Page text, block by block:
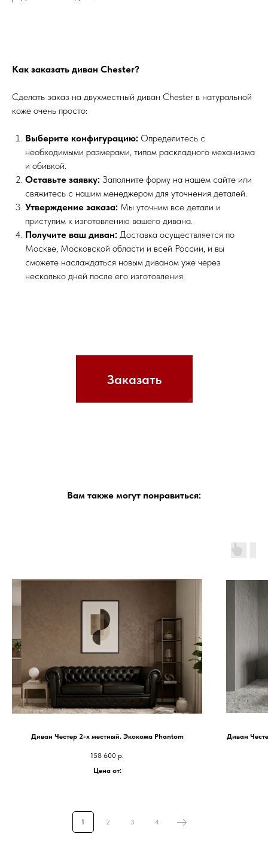
Как заказать диван Chester?
Сделать заказ на двухместный диван Chester в натуральной
коже очень просто:
Выберите конфигурацию: Определитесь с
необходимыми размерами, типом раскладного механизма
и обивкой.
Оставьте заявку: Заполните форму на нашем сайте или
свяжитесь с нашим менеджером для уточнения деталей.
Утверждение заказа: Мы уточним все детали и
приступим к изготовлению вашего дивана.
Получите ваш диван: Доставка осуществляется по
Москве, Московской области и всей России, и вы
сможете наслаждаться новым диваном уже через
несколько дней после его изготовления.
Заказать
Вам также могут понравиться:
Диван Честер 2-х местный. Экокожа Phantom
158 600 р.
Цена от:
Диван
1 2 3 4